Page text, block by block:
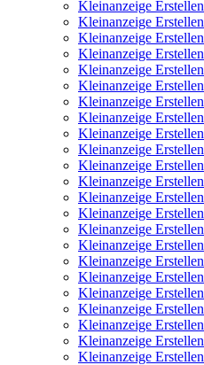
Kleinanzeige Erstellen
Kleinanzeige Erstellen
Kleinanzeige Erstellen
Kleinanzeige Erstellen
Kleinanzeige Erstellen
Kleinanzeige Erstellen
Kleinanzeige Erstellen
Kleinanzeige Erstellen
Kleinanzeige Erstellen
Kleinanzeige Erstellen
Kleinanzeige Erstellen
Kleinanzeige Erstellen
Kleinanzeige Erstellen
Kleinanzeige Erstellen
Kleinanzeige Erstellen
Kleinanzeige Erstellen
Kleinanzeige Erstellen
Kleinanzeige Erstellen
Kleinanzeige Erstellen
Kleinanzeige Erstellen
Kleinanzeige Erstellen
Kleinanzeige Erstellen
Kleinanzeige Erstellen